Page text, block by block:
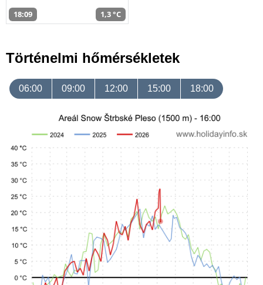
18:09 1,3 °C
Történelmi hőmérsékletek
06:00 09:00 12:00 15:00 18:00